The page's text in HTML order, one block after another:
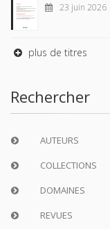
23 juin 2026
plus de titres
Rechercher
AUTEURS
COLLECTIONS
DOMAINES
REVUES